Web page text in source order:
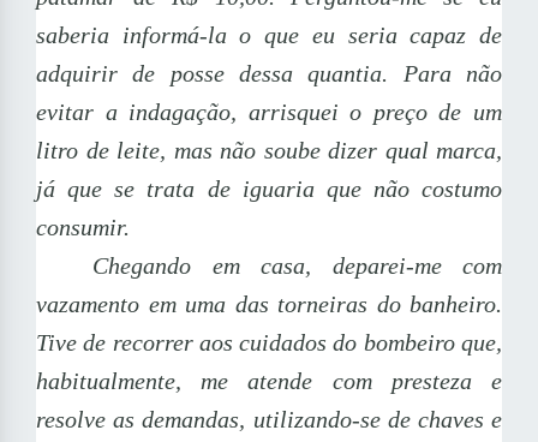
saberia informá-la o que eu seria capaz de
adquirir de posse dessa quantia. Para não
evitar a indagação, arrisquei o preço de um
litro de leite, mas não soube dizer qual marca,
já que se trata de iguaria que não costumo
consumir.
Chegando em casa, deparei-me com
vazamento em uma das torneiras do banheiro.
Tive de recorrer aos cuidados do bombeiro que,
habitualmente, me atende com presteza e
resolve as demandas, utilizando-se de chaves e